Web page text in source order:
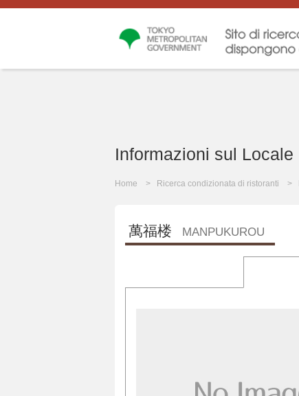
Informazioni sul Locale
Home Ricerca condizionata di ristoranti
萬福楼 MANPUKUROU